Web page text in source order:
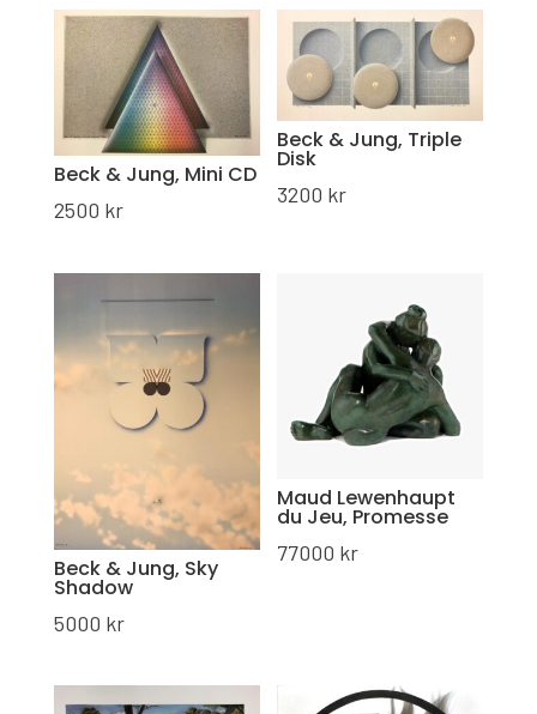
Beck & Jung, Mini CD
2500 kr
Beck & Jung, Triple
Disk
3200 kr
Beck & Jung, Sky
Shadow
5000 kr
Maud Lewenhaupt
du Jeu, Promesse
77000 kr